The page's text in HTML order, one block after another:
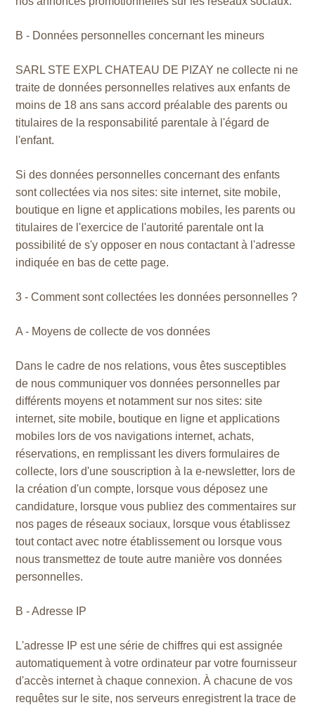
B - Données personnelles concernant les mineurs
SARL STE EXPL CHATEAU DE PIZAY ne collecte ni ne
traite de données personnelles relatives aux enfants de
moins de 18 ans sans accord préalable des parents ou
titulaires de la responsabilité parentale à l'égard de
l'enfant.
Si des données personnelles concernant des enfants
sont collectées via nos sites: site internet, site mobile,
boutique en ligne et applications mobiles, les parents ou
titulaires de l'exercice de l'autorité parentale ont la
possibilité de s'y opposer en nous contactant à l'adresse
indiquée en bas de cette page.
3 - Comment sont collectées les données personnelles ?
A - Moyens de collecte de vos données
Dans le cadre de nos relations, vous êtes susceptibles
de nous communiquer vos données personnelles par
différents moyens et notamment sur nos sites: site
internet, site mobile, boutique en ligne et applications
mobiles lors de vos navigations internet, achats,
réservations, en remplissant les divers formulaires de
collecte, lors d'une souscription à la e-newsletter, lors de
la création d'un compte, lorsque vous déposez une
candidature, lorsque vous publiez des commentaires sur
nos pages de réseaux sociaux, lorsque vous établissez
tout contact avec notre établissement ou lorsque vous
nous transmettez de toute autre manière vos données
personnelles.
B - Adresse IP
L'adresse IP est une série de chiffres qui est assignée
automatiquement à votre ordinateur par votre fournisseur
d'accès internet à chaque connexion. À chacune de vos
requêtes sur le site, nos serveurs enregistrent la trace de